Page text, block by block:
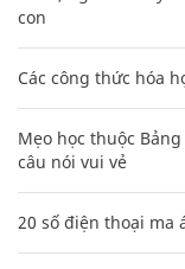
con
Các công thức hóa
Mẹo học thuộc
câu nói vui vẻ
20 số điện thoại ma